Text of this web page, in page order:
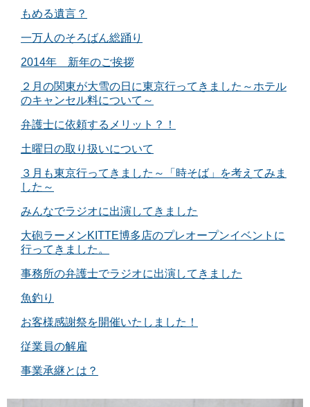
もめる遺言？
一万人のそろばん総踊り
2014年 新年のご挨拶
２月の関東が大雪の日に東京行ってきました～ホテル
のキャンセル料について～
弁護士に依頼するメリット？！
土曜日の取り扱いについて
３月も東京行ってきました～「時そば」を考えてみま
した～
みんなでラジオに出演してきました
大砲ラーメンKITTE博多店のプレオープンイベントに
行ってきました。
事務所の弁護士でラジオに出演してきました
魚釣り
お客様感謝祭を開催いたしました！
従業員の解雇
事業承継とは？